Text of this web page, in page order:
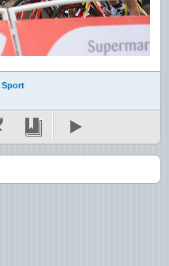
Sport